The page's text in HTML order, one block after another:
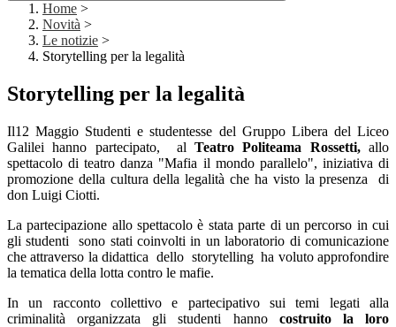
Home >
Novità >
Le notizie >
Storytelling per la legalità
Storytelling per la legalità
Il12 Maggio Studenti e studentesse del Gruppo Libera del Liceo
Galilei hanno partecipato, al Teatro Politeama Rossetti,allo
spettacolo di teatro danza "Mafia il mondo parallelo", iniziativa di
promozione della cultura della legalità che ha visto la presenza
di
don Luigi Ciotti.
La partecipazione allo spettacolo è stata parte di un percorso in cui
gli studenti
sono staticoinvolti in un laboratorio di comunicazione
che attraverso la didattica dello storytelling ha voluto approfondire
la tematica della lotta contro le mafie.
In un racconto collettivo e partecipativo sui temi legati alla
criminalità organizzata gli studenti hanno costruito la loro